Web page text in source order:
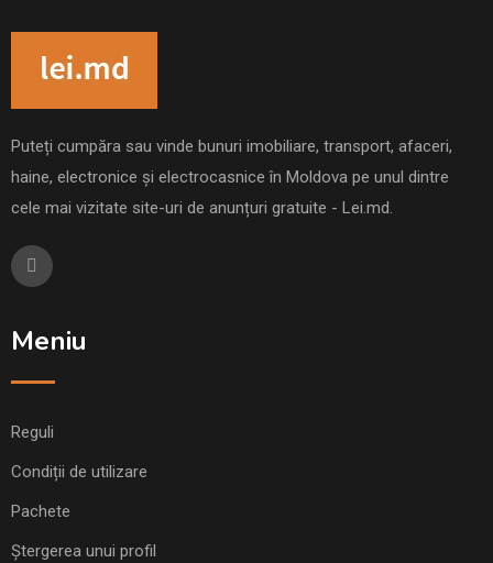
Puteți cumpăra sau vinde bunuri imobiliare, transport, afaceri,
haine, electronice și electrocasnice în Moldova pe unul dintre
cele mai vizitate site-uri de anunțuri gratuite - Lei.md.
Meniu
Reguli
Condiții de utilizare
Pachete
Ștergerea unui profil